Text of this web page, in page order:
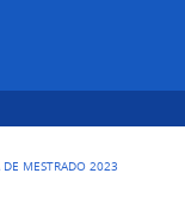
DE MESTRADO 2023